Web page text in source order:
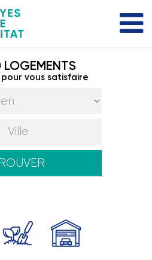
vous satisfaire